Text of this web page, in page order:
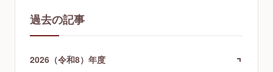
過去の記事
2026（令和8）年度